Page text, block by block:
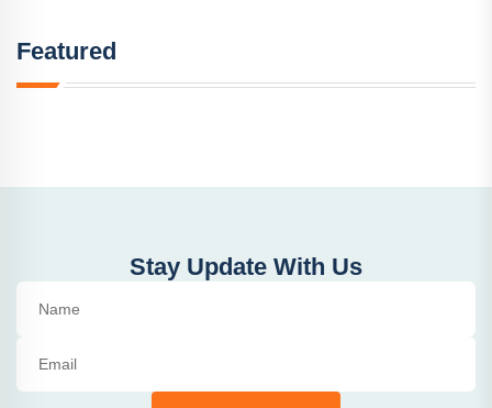
Featured
Stay Update With Us